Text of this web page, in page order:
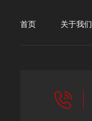
首页 关于我们